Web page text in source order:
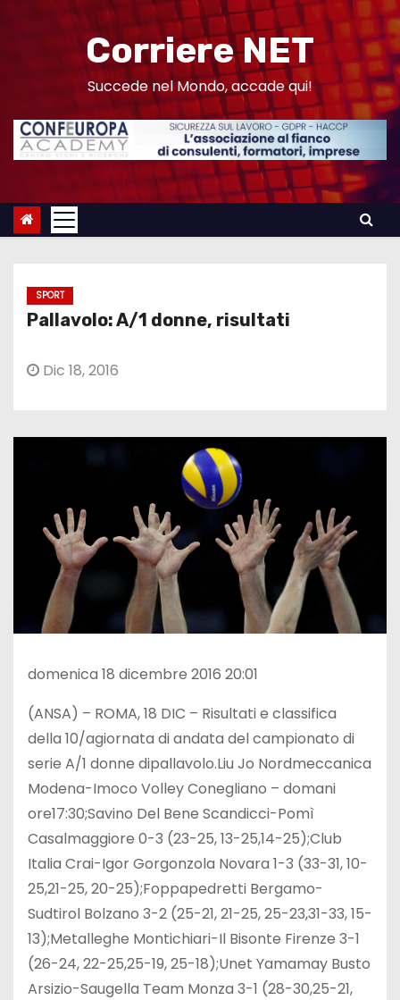
n
Corriere NET
Succede nel Mondo, accade qui!
SPORT
Pallavolo: A/1 donne, risultati
Dic 18, 2016
domenica 18 dicembre 2016 20:01
(ANSA) – ROMA, 18 DIC – Risultati e classifica
della 10/agiornata di andata del campionato di
serie A/1 donne dipallavolo.Liu Jo Nordmeccanica
Modena-Imoco Volley Conegliano – domani
ore17:30;Savino Del Bene Scandicci-Pomì
Casalmaggiore 0-3 (23-25, 13-25,14-25);Club
Italia Crai-Igor Gorgonzola Novara 1-3 (33-31, 10-
25,21-25, 20-25);Foppapedretti Bergamo-
Sudtirol Bolzano 3-2 (25-21, 21-25, 25-23,31-33, 15-
13);Metalleghe Montichiari-Il Bisonte Firenze 3-1
(26-24, 22-25,25-19, 25-18);Unet Yamamay Busto
Arsizio-Saugella Team Monza 3-1 (28-30,25-21,